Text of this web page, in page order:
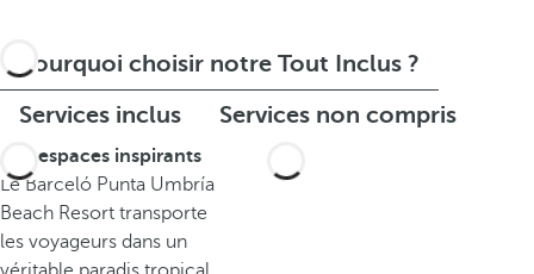
Pourquoi choisir notre Tout Inclus ?
Services inclus
Services non compris
Des espaces inspirants
Le Barceló Punta Umbría
Beach Resort transporte
les voyageurs dans un